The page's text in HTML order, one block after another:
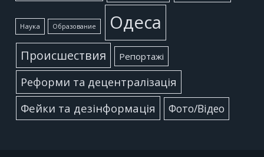
Наука Образование Одеса
Происшествия Репортажі
Реформи та децентралізація
Фейки та дезінформація
Фото/Відео